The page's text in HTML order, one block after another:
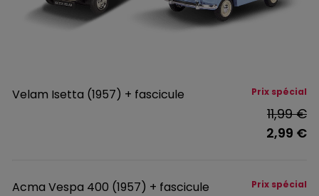
Velam Isetta (1957) + fascicule Prix spécial
11,99 €
2,99 €
Acma Vespa 400 (1957) + fascicule Prix spécial